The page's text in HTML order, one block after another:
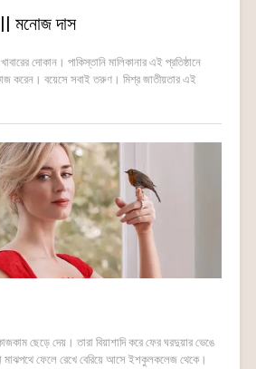
মনোজ দাস
দোকান। পাকিস্তানি মালিকানার এই প্রতিষ্ঠানে
করেন। বয়েসে সবাই তরুণ। মিশ্র জাতীয়তার এই
ছেড়ে দেয়। তারা বিয়াশাদি করে ফের ঘরদুয়ার ভেঙে
ফেলে রেখে বেরিয়ে আসে ইশকুলকলেজ থেকে।